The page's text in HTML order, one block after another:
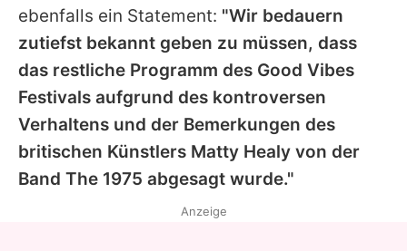
ebenfalls ein Statement: "Wir bedauern
zutiefst bekannt geben zu müssen, dass
das restliche Programm des Good Vibes
Festivals aufgrund des kontroversen
Verhaltens und der Bemerkungen des
britischen Künstlers Matty Healy von der
Band The 1975 abgesagt wurde."
Anzeige